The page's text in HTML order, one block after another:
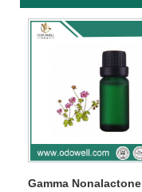
Gamma Nonalactone